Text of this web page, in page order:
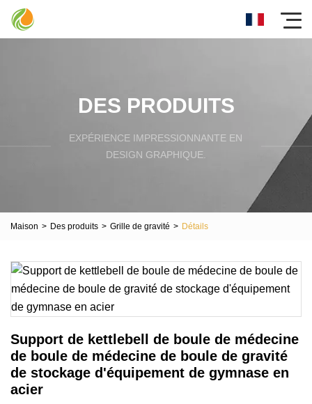
DES PRODUITS
EXPÉRIENCE IMPRESSIONNANTE EN
DESIGN GRAPHIQUE.
Maison > Des produits > Grille de gravité > Détails
Support de kettlebell de boule de médecine
de boule de médecine de boule de gravité
de stockage d'équipement de gymnase en
acier